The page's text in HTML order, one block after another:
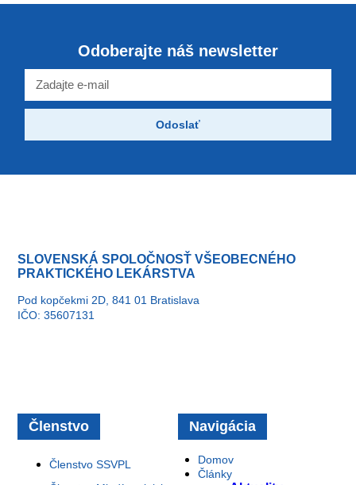
Odoberajte náš newsletter
Odoslať
SLOVENSKÁ SPOLOČNOSŤ VŠEOBECNÉHO
PRAKTICKÉHO LEKÁRSTVA
Pod kopčekmi 2D, 841 01 Bratislava
IČO: 35607131
Navigácia
Domov
Články
Členstvo
Členstvo SSVPL